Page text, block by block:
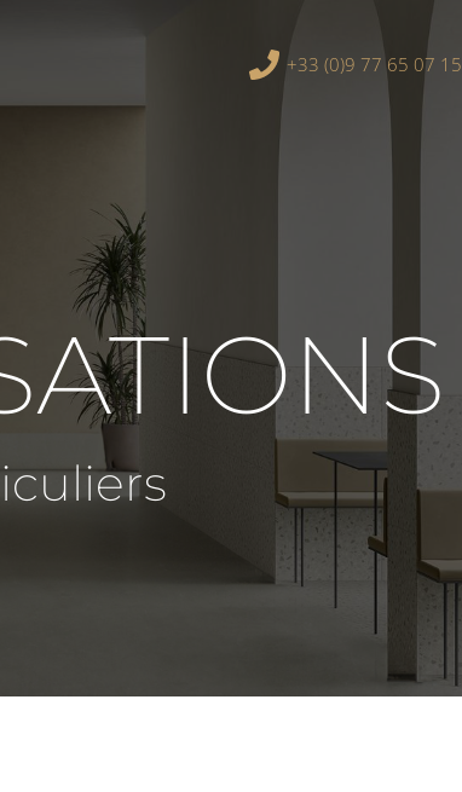
+33 (0)9 77 65 07 15